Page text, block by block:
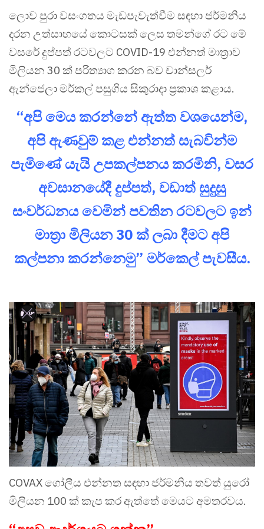
ලොව පුරා වසංගතය මැඩපැවැත්වීම සඳහා ජර්මනිය
දරන උත්සාහයේ කොටසක් ලෙස තමන්ගේ රට මේ
වසරේ දුප්පත් රටවලට COVID-19 එන්නත් මාත්‍රාව
මිලියන 30 ක් පරිත්‍යාග කරන බව චාන්සලර්
ඇන්ජෙලා මර්කල් පසුගිය සිකුරාදා ප්‍රකාශ කළාය.
“අපි මෙය කරන්නේ ඇත්ත වශයෙන්ම,
අපි ඇණවුම් කළ එන්නත් සැබවින්ම
පැමිණේ යැයි උපකල්පනය කරමිනි, වසර
අවසානයේදී දුප්පත්, වඩාත් සුදුසු
සංවර්ධනය වෙමින් පවතින රටවලට ඉන්
මාත්‍රා මිලියන 30 ක් ලබා දීමට අපි
කල්පනා කරන්නෙමු” මර්කෙල් පැවසීය.
COVAX ගෝලීය එන්නත සඳහා ජර්මනිය තවත් යුරෝ
මිලියන 100 ක් කැප කර ඇත්තේ මෙයට අමතරවය.